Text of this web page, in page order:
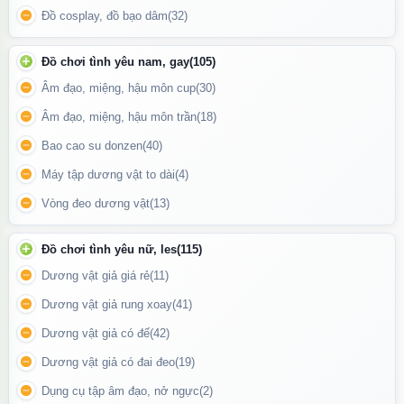
Gel tinh trùng được sản xuất từ các thành phần tự nhiên, an toàn
Hướng dẫn sử dụng:
Lắc nhẹ trước khi dùng.
Lấy một lượng gel vừa đủ thoa lên vùng kín hoặc bề mặt sextoy.
Đồ cosplay, đồ bạo dâm(32)
Đồ chơi tình yêu nam, gay(105)
Âm đạo, miệng, hậu môn cup(30)
Âm đạo, miệng, hậu môn trần(18)
Bao cao su donzen(40)
Máy tập dương vật to dài(4)
Vòng đeo dương vật(13)
Đồ chơi tình yêu nữ, les(115)
Dương vật giả giá rẻ(11)
Dương vật giả rung xoay(41)
Dương vật giả có đế(42)
Dương vật giả có đai đeo(19)
Dụng cụ tập âm đạo, nở ngực(2)